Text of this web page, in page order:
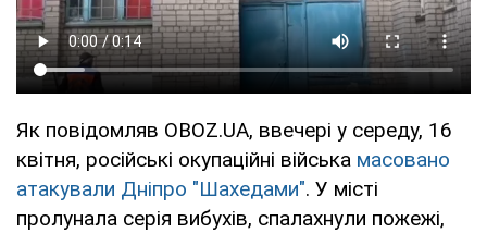
Як повідомляв OBOZ.UA, ввечері у середу, 16
квітня, російські окупаційні війська масовано
атакували Дніпро "Шахедами". У місті
пролунала серія вибухів, спалахнули пожежі,